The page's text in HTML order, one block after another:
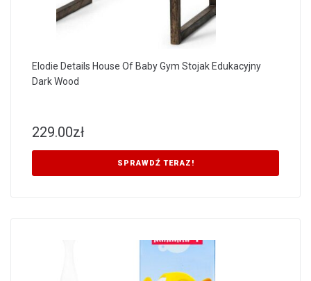
Elodie Details House Of Baby Gym Stojak Edukacyjny
Dark Wood
229.00zł
SPRAWDŹ TERAZ!